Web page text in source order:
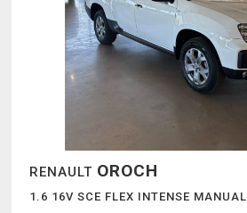
RENAULT OROCH
1.6 16V SCE FLEX INTENSE MANUAL